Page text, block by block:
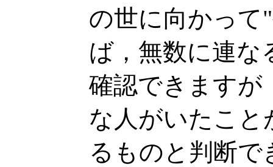
の世に向かっ
ば，無数に連な
確認できますが
な人がいたこと
るものと判断で